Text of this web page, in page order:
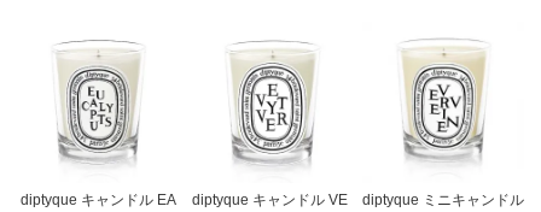
diptyque キャンドル EA
diptyque キャンドル VE
diptyque ミニキャンドル